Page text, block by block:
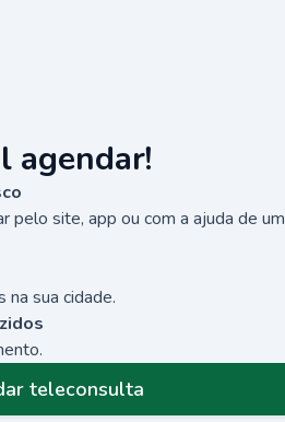
agendar!
pelo site, app ou com a ajuda de um
na sua cidade.
teleconsulta